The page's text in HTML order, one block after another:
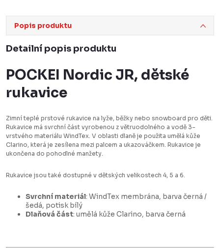
Popis produktu
Detailní popis produktu
POCKEI Nordic JR, dětské
rukavice
Zimní teplé prstové rukavice na lyže, běžky nebo snowboard pro děti.
Rukavice má svrchní část vyrobenou z větruodolného a vodě 3-
vrstvého materiálu WindTex. V oblasti dlaně je použita umělá kůže
Clarino, která je zesílena mezi palcem a ukazováčkem. Rukavice je
ukončena do pohodlné manžety.
Rukavice jsou také dostupné v dětských velikostech 4, 5 a 6.
Svrchní materiál: WindTex membrána, barva černá /
šedá, potisk bílý
Dlaňová část: umělá kůže Clarino, barva černá